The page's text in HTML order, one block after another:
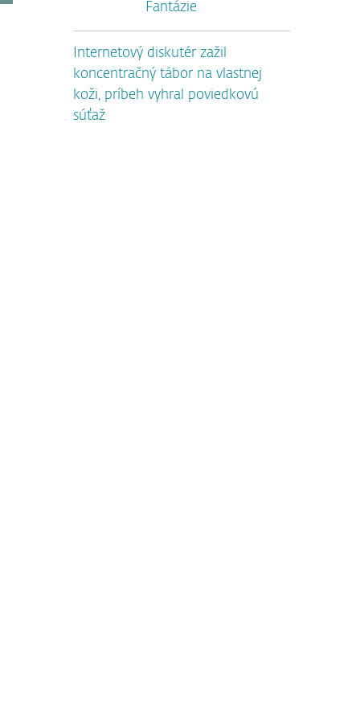
Fantázie
Internetový diskutér zažil
koncentračný tábor na vlastnej
koži, príbeh vyhral poviedkovú
súťaž